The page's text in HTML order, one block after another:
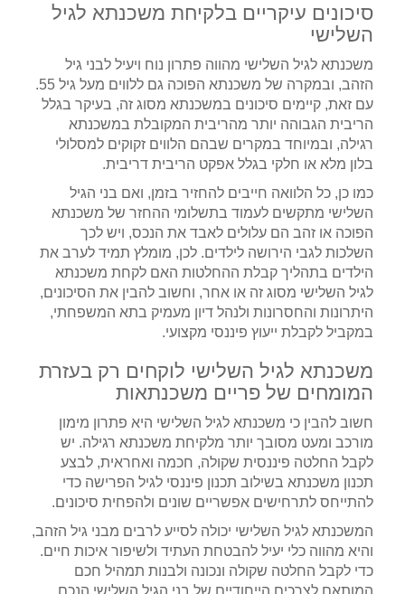
סיכונים עיקריים בלקיחת משכנתא לגיל
השלישי
משכנתא לגיל השלישי מהווה פתרון נוח ויעיל לבני גיל
הזהב, ובמקרה של משכנתא הפוכה גם ללווים מעל גיל 55.
עם זאת, קיימים סיכונים במשכנתא מסוג זה, בעיקר בגלל
הריבית הגבוהה יותר מהריבית המקובלת במשכנתא
רגילה, ובמיוחד במקרים שבהם הלווים זקוקים למסלולי
בלון מלא או חלקי בגלל אפקט הריבית דריבית.
כמו כן, כל הלוואה חייבים להחזיר בזמן, ואם בני הגיל
השלישי מתקשים לעמוד בתשלומי ההחזר של משכנתא
הפוכה או זהב הם עלולים לאבד את הנכס, ויש לכך
השלכות לגבי הירושה לילדים. לכן, מומלץ תמיד לערב את
הילדים בתהליך קבלת ההחלטות האם לקחת משכנתא
לגיל השלישי מסוג זה או אחר, וחשוב להבין את הסיכונים,
היתרונות והחסרונות ולנהל דיון מעמיק בתא המשפחתי,
במקביל לקבלת ייעוץ פיננסי מקצועי.
משכנתא לגיל השלישי לוקחים רק בעזרת
המומחים של פריים משכנתאות
חשוב להבין כי משכנתא לגיל השלישי היא פתרון מימון
מורכב ומעט מסובך יותר מלקיחת משכנתא רגילה. יש
לקבל החלטה פיננסית שקולה, חכמה ואחראית, לבצע
תכנון משכנתא בשילוב תכנון פיננסי לגיל הפרישה כדי
להתייחס לתרחישים אפשריים שונים ולהפחית סיכונים.
המשכנתא לגיל השלישי יכולה לסייע לרבים מבני גיל הזהב,
והיא מהווה כלי יעיל להבטחת העתיד ולשיפור איכות חיים.
כדי לקבל החלטה שקולה ונכונה ולבנות תמהיל חכם
המותאם לצרכים הייחודיים של בני הגיל השלישי הנכם